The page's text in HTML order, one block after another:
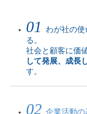
01
わが社の
る。
社会と顧客に価
して発展、成長
す。
02 企業活動の